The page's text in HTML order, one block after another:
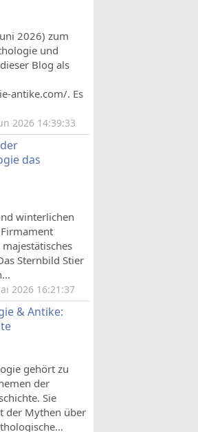
2026) zum
und
Blog als
antike.com/. Es
2026 14:39:33
das
winterlichen
Sternbild Stier
2026 16:21:37
& Antike:
gehört zu
der
Sie
der Mythen über